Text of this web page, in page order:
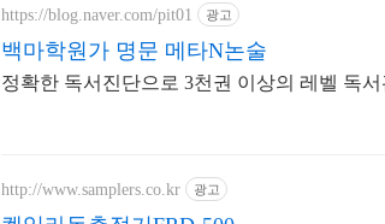
https://blog.naver.com/pit01 광고
백마학원가 명문 메타N논술
정확한 독서진단으로 3천권 이상의 레벨 독
http://www.samplers.co.kr 광고